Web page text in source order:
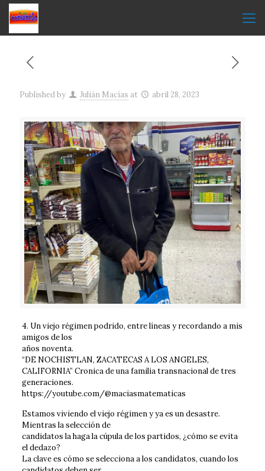
Published by Julián Macías at abril 28, 2023
4. Un viejo régimen podrido, entre líneas y recordando a mis
amigos de los
años noventa.
“DE NOCHISTLAN, ZACATECAS A LOS ANGELES,
CALIFORNIA” Cronica de una familia transnacional de tres
generaciones.
https://youtube.com/@maciasmatematicas
Estamos viviendo el viejo régimen y ya es un desastre.
Mientras la selección de
candidatos la haga la cúpula de los partidos, ¿cómo se evita
el dedazo?
La clave es cómo se selecciona a los candidatos, cuando los